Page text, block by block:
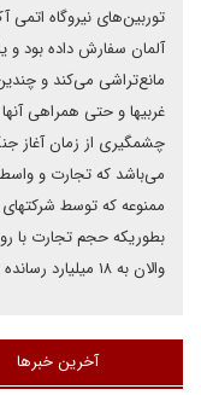
توربین‌های نیروگاه
آلمان سفارش داده بود و
مانع‌تراشی می‌کند و
غربیها و حتی همراهی
چشمگیری از زمان آغاز
می‌باشد که تجارت و
ممنوعه که توسط شرکتهای
والان به ۱۸ میلیارد رسانده شده است.
آخرین خبرها